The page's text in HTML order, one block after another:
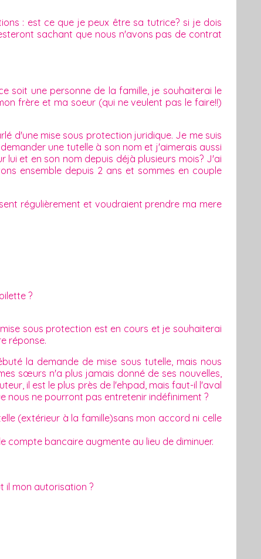
: est ce que je peux être sa tutrice? si je dois
sachant que nous n'avons pas de contrat
soit une personne de la famille, je souhaiterai le
frère et ma soeur (qui ne veulent pas le faire!!)
d'une mise sous protection juridique. Je me suis
une tutelle à son nom et j'aimerais aussi
et en son nom depuis déjà plusieurs mois? J'ai
ensemble depuis 2 ans et sommes en couple
régulièrement et voudraient prendre ma mere
?
sous protection est en cours et je souhaiterai
réponse.
la demande de mise sous tutelle, mais nous
sœurs n'a plus jamais donné de ses nouvelles,
il est le plus près de l'ehpad, mais faut-il l'aval
nous ne pourront pas entretenir indéfiniment ?
(extérieur à la famille)sans mon accord ni celle
compte bancaire augmente au lieu de diminuer.
il mon autorisation ?